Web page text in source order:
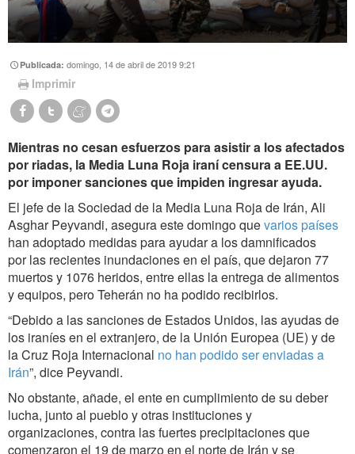
Publicada:domingo, 14 de abril de 2019 9:21
Imprimir
Mientras no cesan esfuerzos para asistir a los afectados
por riadas, la Media Luna Roja iraní censura a EE.UU.
por imponer sanciones que impiden ingresar ayuda.
El jefe de la Sociedad de la Media Luna Roja de Irán, Ali
Asghar Peyvandi, asegura este domingo quevarios países
han adoptado medidas para ayudar a los damnificados
por las recientes inundaciones en el país, que dejaron 77
muertos y 1076 heridos, entre ellas la entrega de alimentos
y equipos, pero Teherán no ha podido recibirlos.
“Debido a las sanciones de Estados Unidos, las ayudas de
los iraníes en el extranjero, de la Unión Europea (UE) y de
la Cruz Roja Internacional no han podido ser enviadas a
Irán”, dice Peyvandi.
No obstante, añade, el ente en cumplimiento de su deber
lucha, junto al pueblo y otras instituciones y
organizaciones, contra las fuertes precipitaciones que
comenzaron el 19 de marzo en el norte de Irán y se